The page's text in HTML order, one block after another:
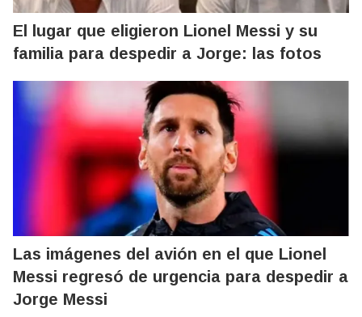
El lugar que eligieron Lionel Messi y su
familia para despedir a Jorge: las fotos
Las imágenes del avión en el que Lionel
Messi regresó de urgencia para despedir a
Jorge Messi